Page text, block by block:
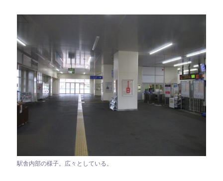
駅舎内部の様子。広々としている。